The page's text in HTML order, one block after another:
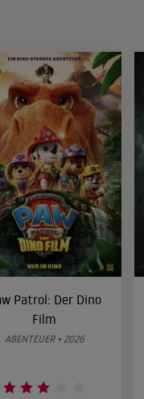
Patrol: Der Dino
Film
ABENTEUER • 2026